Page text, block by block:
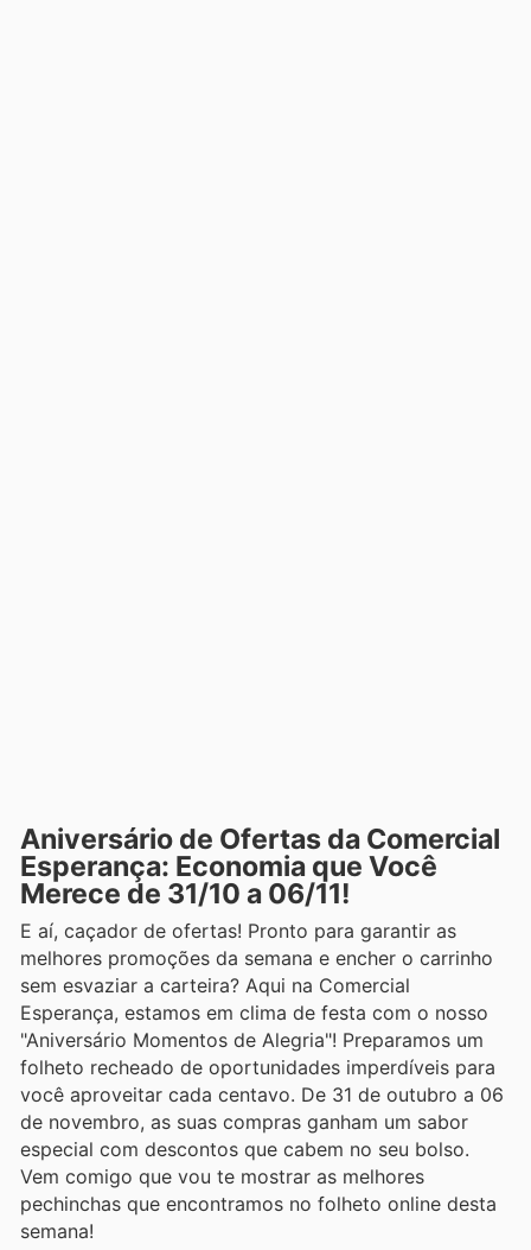
Aniversário de Ofertas da Comercial
Esperança: Economia que Você
Merece de 31/10 a 06/11!
E aí, caçador de ofertas! Pronto para garantir as
melhores promoções da semana e encher o carrinho
sem esvaziar a carteira? Aqui na Comercial
Esperança, estamos em clima de festa com o nosso
"Aniversário Momentos de Alegria"! Preparamos um
folheto recheado de oportunidades imperdíveis para
você aproveitar cada centavo. De 31 de outubro a 06
de novembro, as suas compras ganham um sabor
especial com descontos que cabem no seu bolso.
Vem comigo que vou te mostrar as melhores
pechinchas que encontramos no folheto online desta
semana!